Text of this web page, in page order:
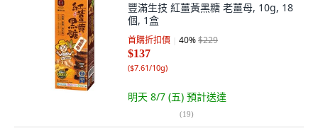
豐滿生技 紅薑黃黑糖 老薑母, 10g, 18
個, 1盒
首購折扣價 40%$229
$137
($7.61/10g)
明天 8/7 (五) 預計送達
(19)